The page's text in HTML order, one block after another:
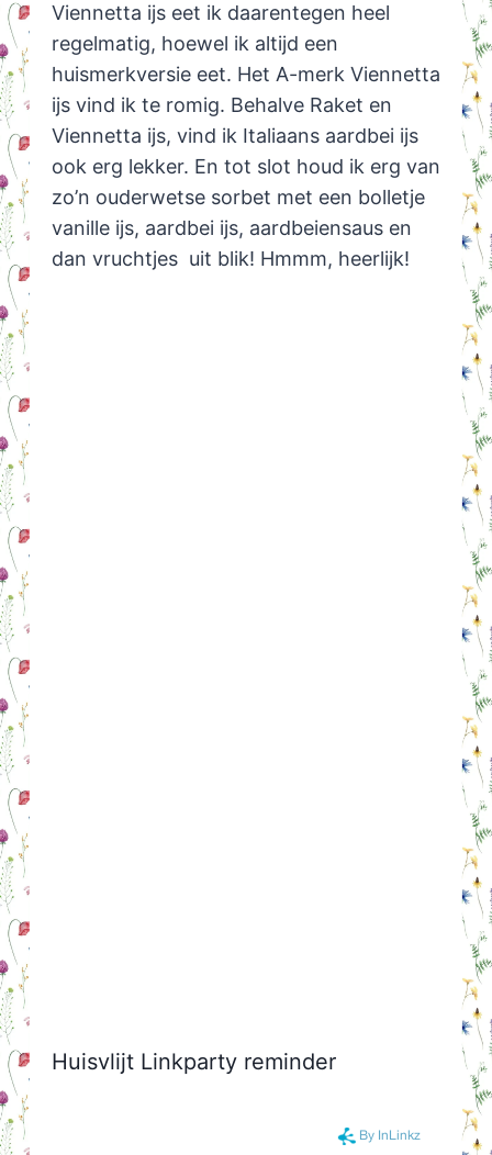
Viennetta ijs eet ik daarentegen heel
regelmatig, hoewel ik altijd een
huismerkversie eet. Het A-merk Viennetta
ijs vind ik te romig. Behalve Raket en
Viennetta ijs, vind ik Italiaans aardbei ijs
ook erg lekker. En tot slot houd ik erg van
zo’n ouderwetse sorbet met een bolletje
vanille ijs, aardbei ijs, aardbeiensaus en
dan vruchtjes uit blik! Hmmm, heerlijk!
Huisvlijt Linkparty reminder